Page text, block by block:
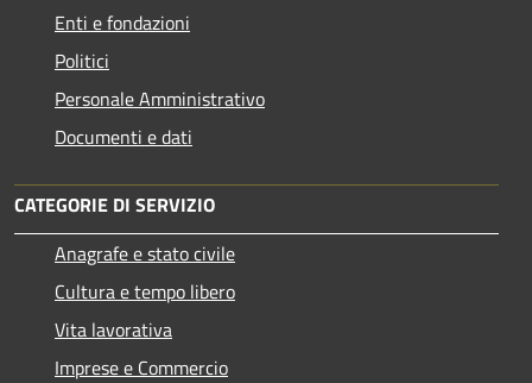
Enti e fondazioni
Politici
Personale Amministrativo
Documenti e dati
CATEGORIE DI SERVIZIO
Anagrafe e stato civile
Cultura e tempo libero
Vita lavorativa
Imprese e Commercio